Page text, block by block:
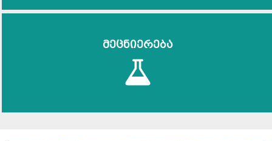
მეცნიერება